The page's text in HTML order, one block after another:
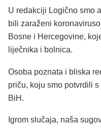
U redakciji Logično smo
bili zaraženi
Bosne i Hercegovine,
liječnika i bolnica.
Osoba poznata i bliska
priču, koju smo potvrdili
BiH.
Igrom slučaja, naša